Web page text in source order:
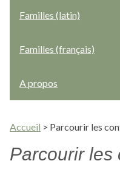
Familles (latin)
Familles (français)
A propos
Accueil > Parcourir les
Parcourir les